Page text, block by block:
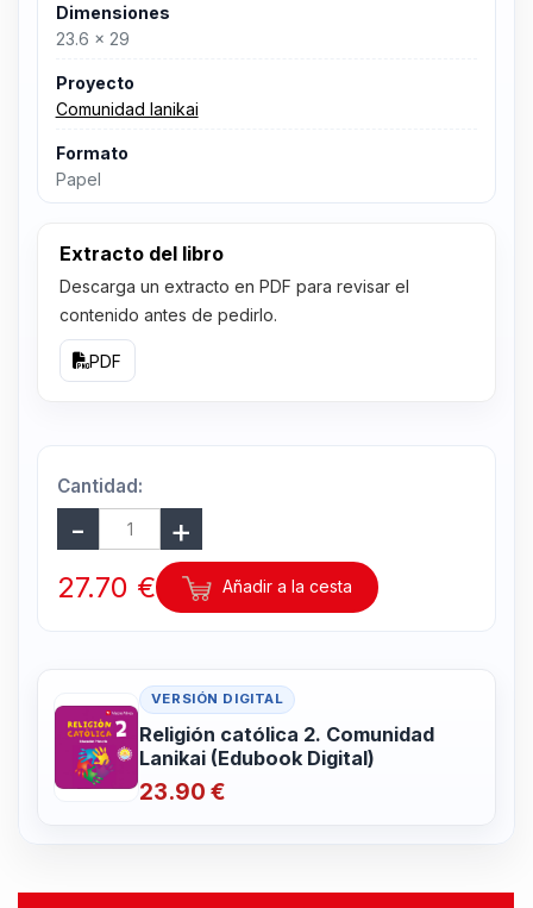
Dimensiones
23.6 x 29
Proyecto
Comunidad lanikai
Formato
Papel
Extracto del libro
Descarga un extracto en PDF para revisar el
contenido antes de pedirlo.
PDF
Cantidad:
27.70 € Añadir a la cesta
VERSIÓN DIGITAL
Religión católica 2. Comunidad
Lanikai (Edubook Digital)
23.90 €